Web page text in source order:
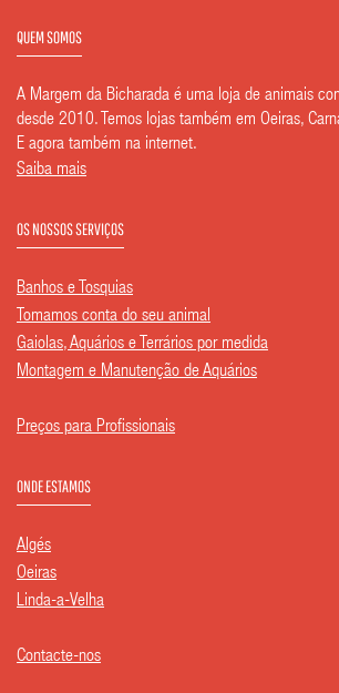
QUEM SOMOS
A Margem da Bicharada é uma loja de animais
desde 2010. Temos lojas também em Oeiras,
E agora também na internet.
Saiba mais
OS NOSSOS SERVIÇOS
Banhos e Tosquias
Tomamos conta do seu animal
Gaiolas, Aquários e Terrários por medida
Montagem e Manutenção de Aquários
Preços para Profissionais
ONDE ESTAMOS
Algés
Oeiras
Linda-a-Velha
Contacte-nos